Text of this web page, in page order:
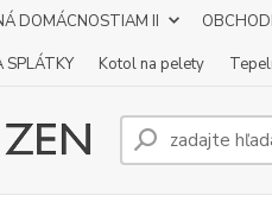
DOMÁCNOSTIAM II
SPLÁTKY Kotol na pelety